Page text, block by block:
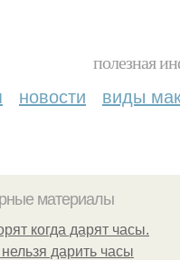
полезная
новости виды
материалы
когда дарят часы.
дарить часы